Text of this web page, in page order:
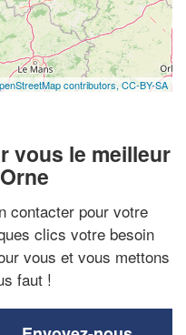
contributors, CC-BY-SA
vous le meilleur
contacter pour votre
clics votre besoin
vous et vous mettons
faut !